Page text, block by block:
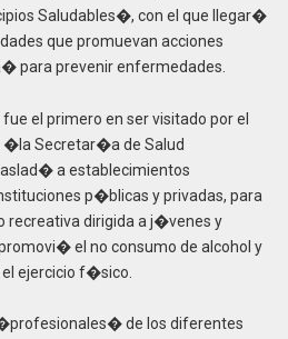
Saludables�, con el que llegar�
que promuevan acciones
para prevenir enfermedades.
el primero en ser visitado por el
�la Secretar�a de Salud
a establecimientos
p�blicas y privadas, para
recreativa dirigida a j�venes y
el no consumo de alcohol y
ejercicio f�sico.
de los diferentes